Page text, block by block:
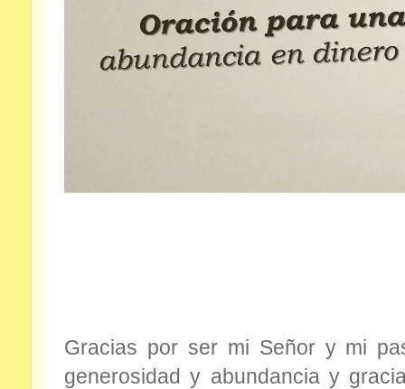
Gracias por ser mi Señor y mi
generosidad y abundancia y